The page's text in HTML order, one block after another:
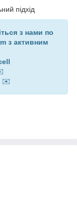
з нами по
з активним
✉️